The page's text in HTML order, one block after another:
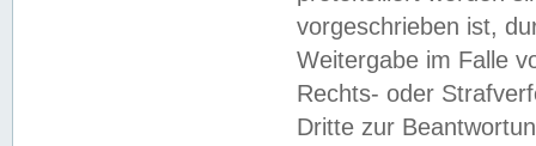
vorgeschrieben ist,
Weitergabe im Falle
Rechts- oder
Dritte zur